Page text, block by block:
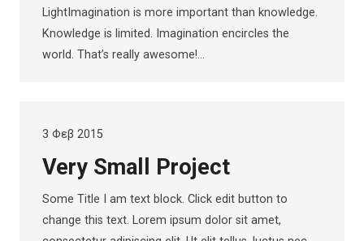
LightImagination is more important than knowledge.
Knowledge is limited. Imagination encircles the
world. That’s really awesome!…
3 Φεβ 2015
Very Small Project
Some Title I am text block. Click edit button to
change this text. Lorem ipsum dolor sit amet,